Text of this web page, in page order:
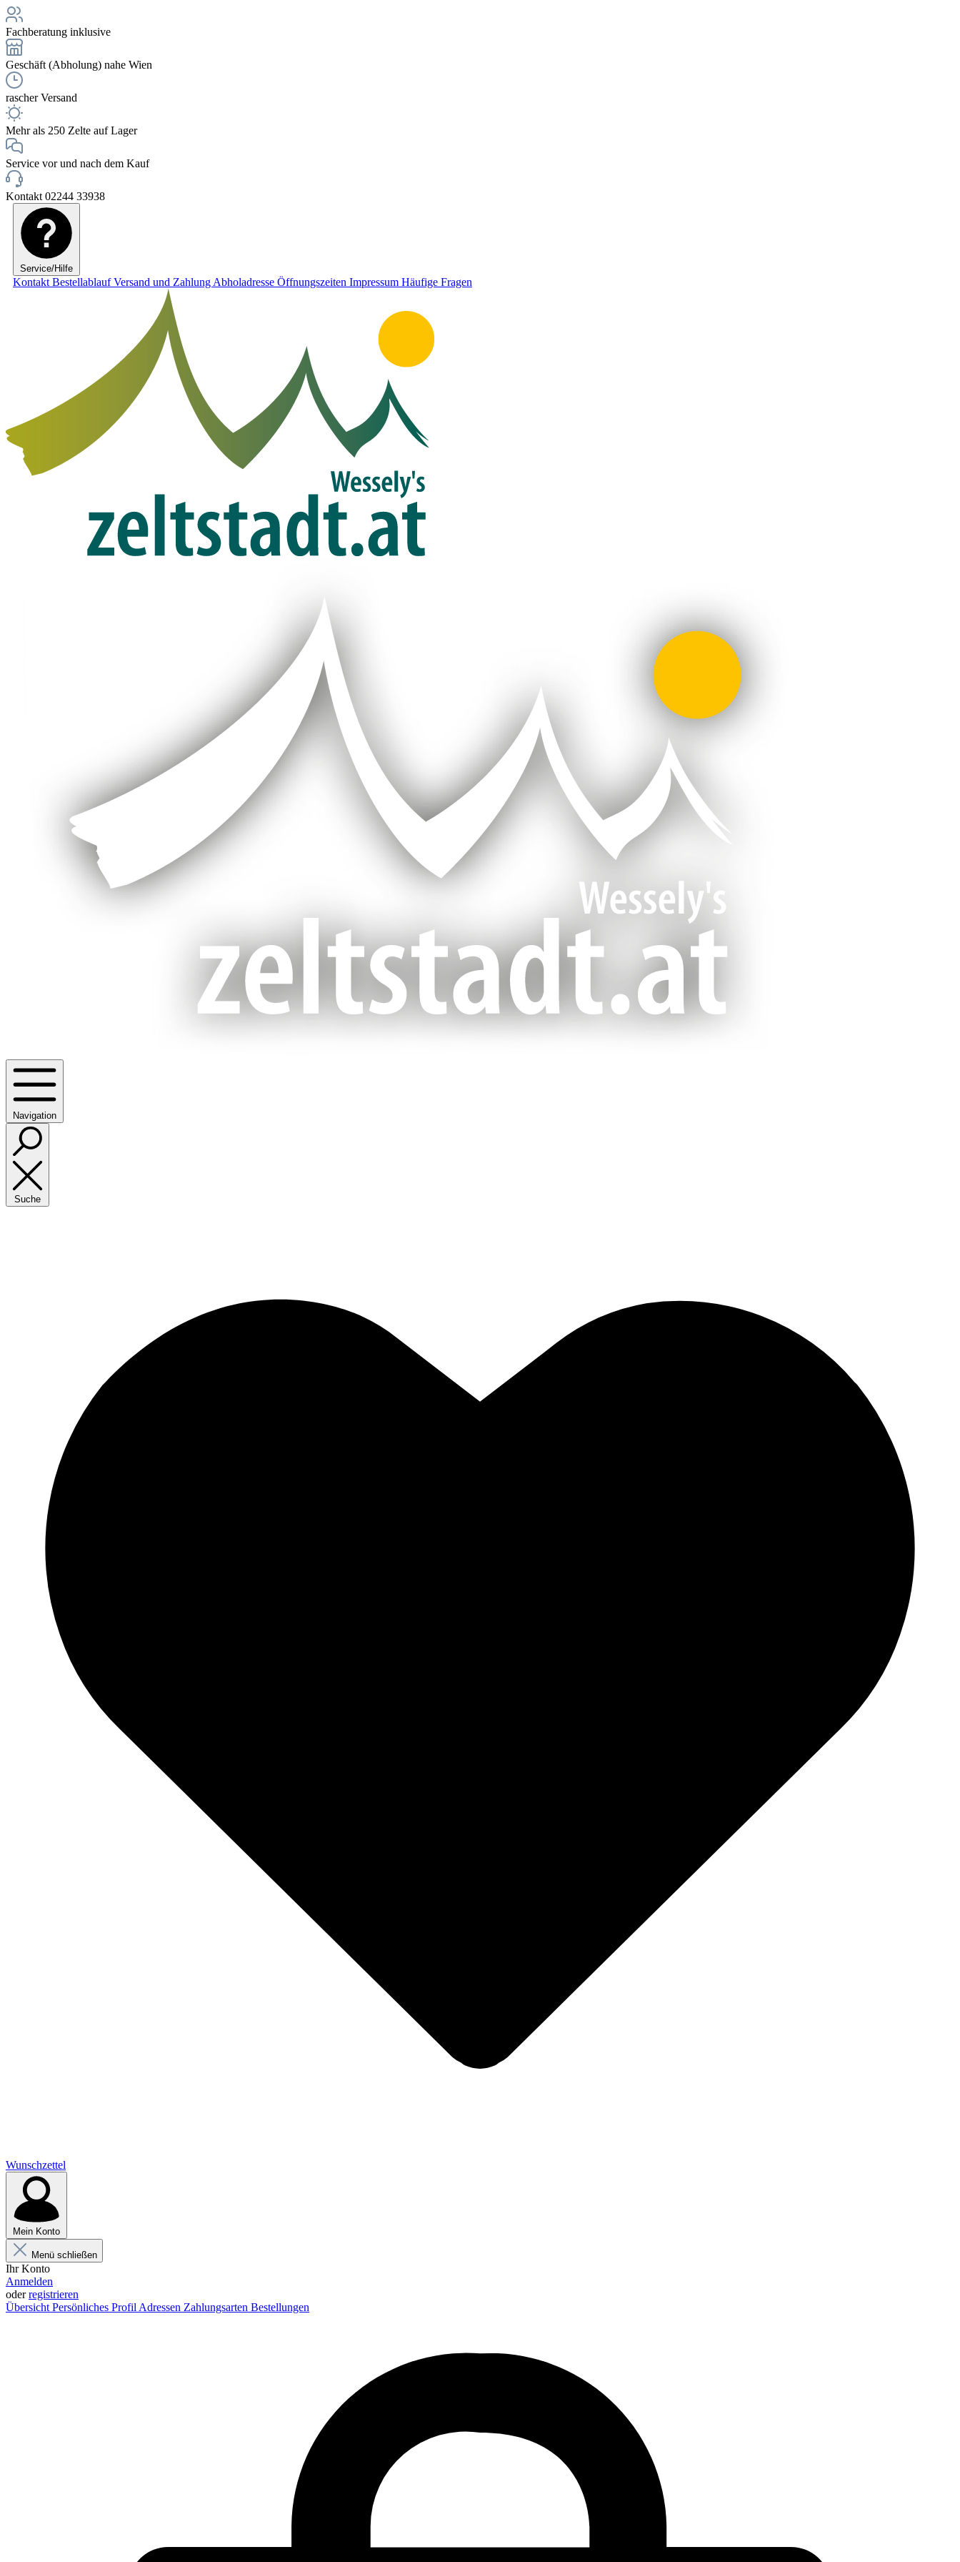
Fachberatung inklusive
Geschäft (Abholung) nahe Wien
rascher Versand
Mehr als 250 Zelte auf Lager
Service vor und nach dem Kauf
Kontakt 02244 33938
Service/Hilfe
Kontakt BestellablaufVersand und Zahlung Abholadresse Öffnungszeiten Impressum Häufige Fragen
Navigation
Suche
Wunschzettel
Mein Konto
Menü schließen
Ihr Konto
Anmelden
oderregistrieren
Übersicht Persönliches Profil Adressen Zahlungsarten Bestellungen